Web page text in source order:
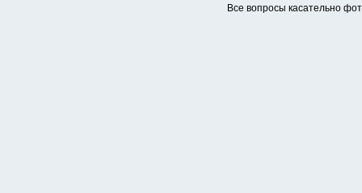
Все вопросы касательно